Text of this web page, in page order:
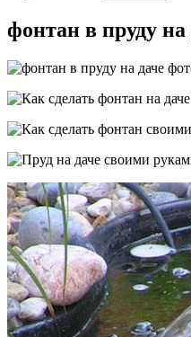
фонтан в пруду на